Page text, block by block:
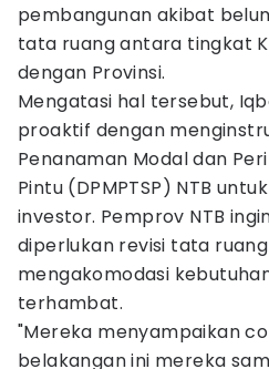
pembangunan akibat
tata ruang antara tingkat
dengan Provinsi.
Mengatasi hal tersebut,
proaktif dengan
Penanaman Modal dan
Pintu (DPMPTSP) NTB
investor. Pemprov NTB
diperlukan revisi tata
mengakomodasi
terhambat.
​​"Mereka menyampaikan
belakangan ini mereka